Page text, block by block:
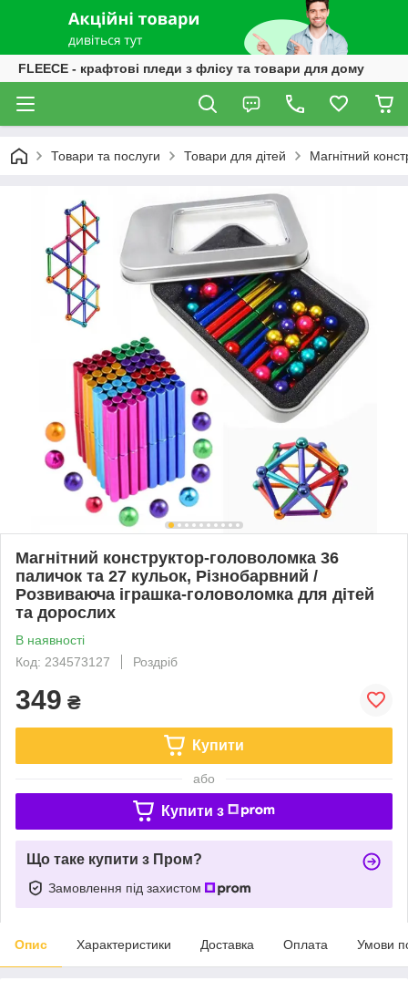
FLEECE - крафтові пледи з флісу та товари для дому
Товари та послуги Товари для дітей Магнітний
Магнітний конструктор-головоломка 36
паличок та 27 кульок, Різнобарвний /
Розвиваюча іграшка-головоломка для дітей
та дорослих
В наявності
Код: 234573127
Роздріб
349 ₴
Купити
або
Купити з
Що таке купити з Пром?
Замовлення під захистом
Опис Характеристики Доставка Оплата Умови